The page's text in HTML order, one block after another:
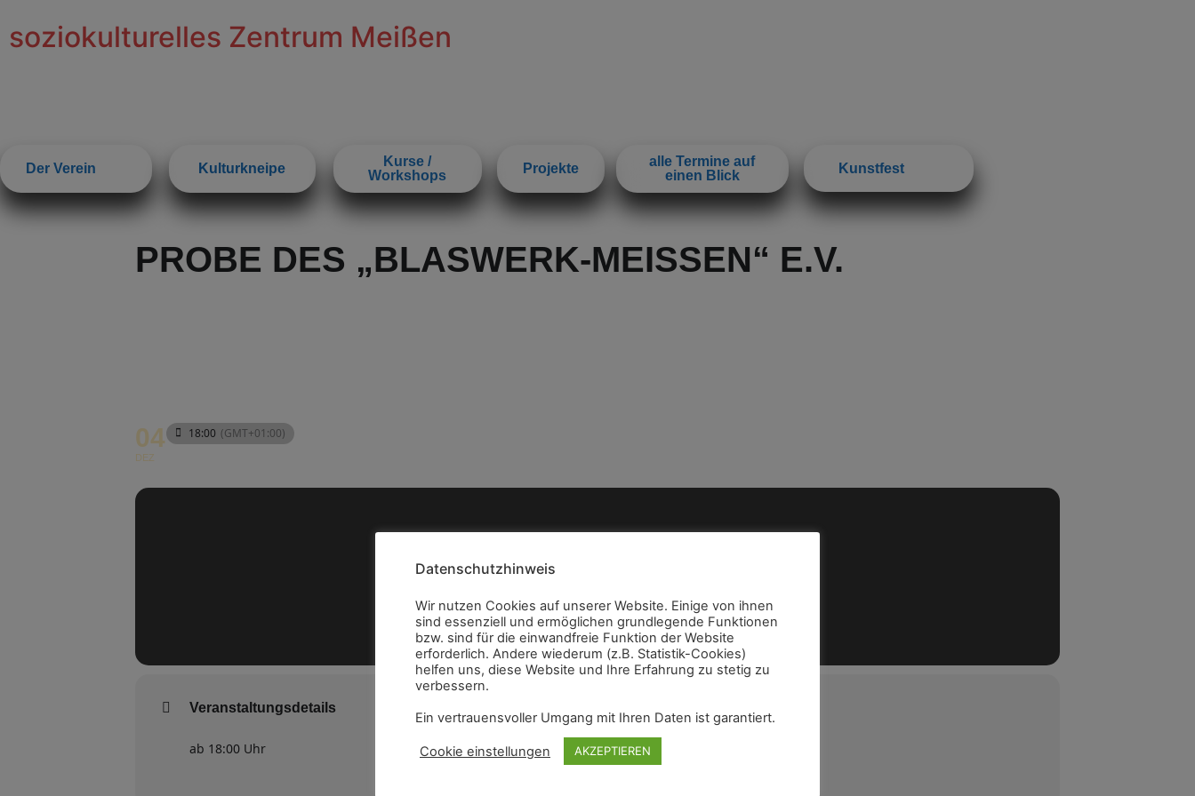
soziokulturelles Zentrum Meißen
Der Verein Kulturkneipe
Kurse /
Workshops
Projekte
alle Termine auf
einen Blick
Kunstfest
PROBE DES „BLASWERK-MEISSEN“ E.V.
04
DEZ
18:00 (GMT+01:00)
Veranstaltungsdetails
ab 18:00 Uhr
Datenschutzhinweis
Wir nutzen Cookies auf unserer Website. Einige von ihnen
sind essenziell und ermöglichen grundlegende Funktionen
bzw. sind für die einwandfreie Funktion der Website
erforderlich. Andere wiederum (z.B. Statistik-Cookies)
helfen uns, diese Website und Ihre Erfahrung zu stetig zu
verbessern.
Ein vertrauensvoller Umgang mit Ihren Daten ist garantiert.
Cookie einstellungen AKZEPTIEREN